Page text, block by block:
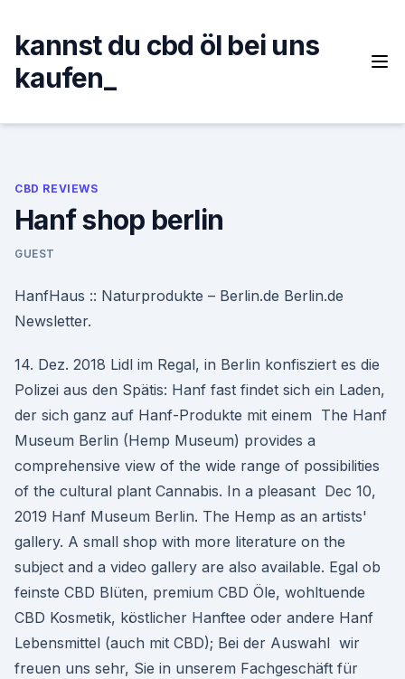
content
kannst du cbd öl bei uns
kaufen_
CBD REVIEWS
Hanf shop berlin
GUEST
HanfHaus :: Naturprodukte – Berlin.de Berlin.de
Newsletter.
14. Dez. 2018 Lidl im Regal, in Berlin konfisziert es die
Polizei aus den Spätis: Hanf fast findet sich ein Laden,
der sich ganz auf Hanf-Produkte mit einem The Hanf
Museum Berlin (Hemp Museum) provides a
comprehensive view of the wide range of possibilities
of the cultural plant Cannabis. In a pleasant Dec 10,
2019 Hanf Museum Berlin. The Hemp as an artists'
gallery. A small shop with more literature on the
subject and a video gallery are also available. Egal ob
feinste CBD Blüten, premium CBD Öle, wohltuende
CBD Kosmetik, köstlicher Hanftee oder andere Hanf
Lebensmittel (auch mit CBD); Bei der Auswahl wir
freuen uns sehr, Sie in unserem Fachgeschäft für